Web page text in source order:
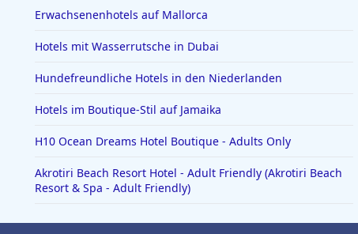
Erwachsenenhotels auf Mallorca
Hotels mit Wasserrutsche in Dubai
Hundefreundliche Hotels in den Niederlanden
Hotels im Boutique-Stil auf Jamaika
H10 Ocean Dreams Hotel Boutique - Adults Only
Akrotiri Beach Resort Hotel - Adult Friendly (Akrotiri Beach
Resort & Spa - Adult Friendly)